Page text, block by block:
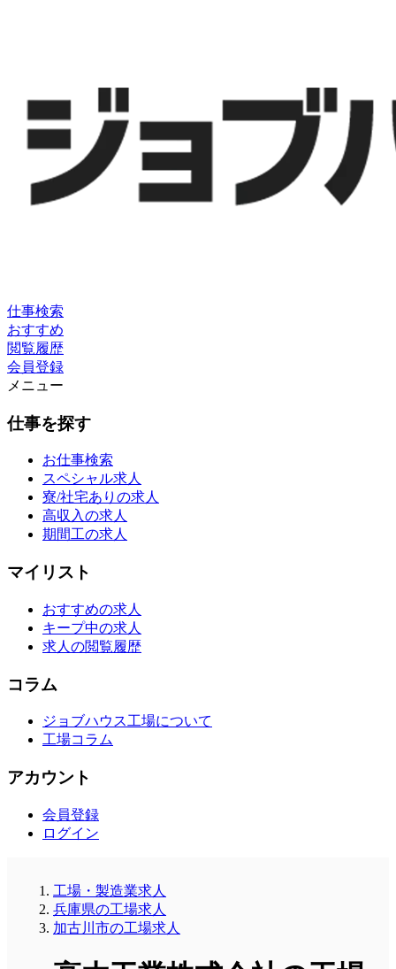
仕事検索
おすすめ
閲覧履歴
会員登録
メニュー
仕事を探す
お仕事検索
スペシャル求人
寮/社宅ありの求人
高収入の求人
期間工の求人
マイリスト
おすすめの求人
キープ中の求人
求人の閲覧履歴
コラム
ジョブハウス工場について
工場コラム
アカウント
会員登録
ログイン
工場・製造業求人
兵庫県の工場求人
加古川市の工場求人